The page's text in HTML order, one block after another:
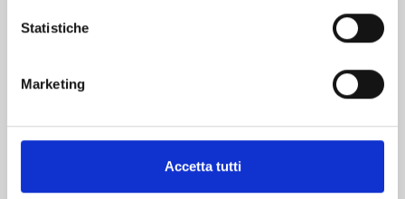
Statistiche
Marketing
Accetta tutti
ICHI THE WITCH n. 3